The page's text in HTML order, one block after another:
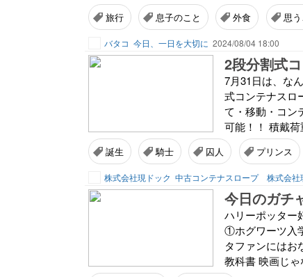
旅行 息子のこと 外食 思う
バタコ 今日、一日を大切に 2024/08/04 18:00
2段分割式
7月31日は、な
式コンテナスロ
て・移動・コン
可能！！ 積戴
誕生 騎士 囚人 プリンス
株式会社現ドック 中古コンテナスロープ 株式会社
今日のガチ
ハリーポッター
①ホグワーツ入
タファンには
教科書 映画じ